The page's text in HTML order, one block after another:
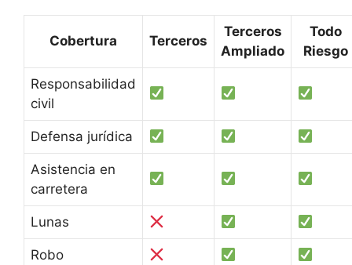
Cobertura Terceros
Terceros
Ampliado
Todo
Riesgo
Responsabilidad
civil
Defensa jurídica
Asistencia en
carretera
Lunas
Robo